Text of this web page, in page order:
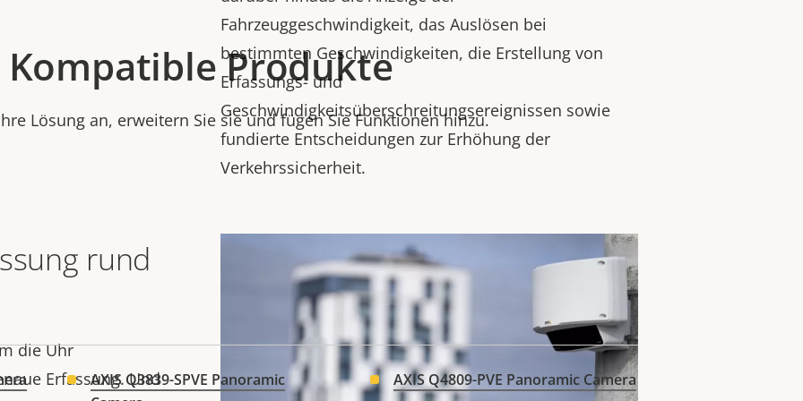
Fahrzeuggeschwindigkeit, das Auslösen bei
bestimmten Geschwindigkeiten, die Erstellung von
Erfassungs- und
Geschwindigkeitsüberschreitungsereignissen sowie
fundierte Entscheidungen zur Erhöhung der
Verkehrssicherheit.
rund
die Uhr
Erfassung. Und
Kompatible Produkte
Lösung an, erweitern Sie sie und fügen Sie Funktionen hinzu.
AXIS Q3839-SPVE Panoramic
AXIS Q4809-PVE Panoramic Camera